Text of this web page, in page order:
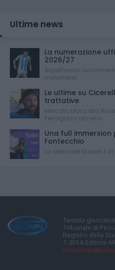
Ultime news
La numerazione
2026/27
Aspettando
movimenti
Le ultime su
trattative
Mercato bloccato,
Ferragosto almeno
Una full immersion
Fontecchio
La stella del basket è
Testata
Tribunale di
Registro della
7-2014. Editore